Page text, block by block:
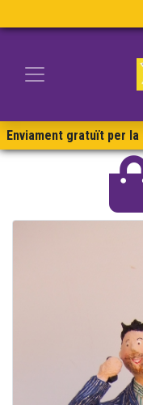
Enviament gratuït per